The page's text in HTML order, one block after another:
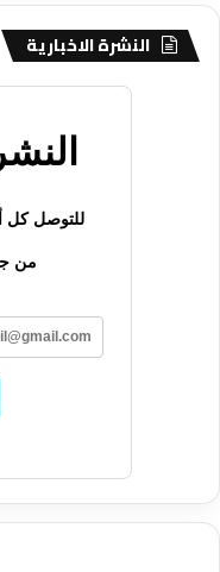
النشرة الاخبارية
للتوصل كل
من